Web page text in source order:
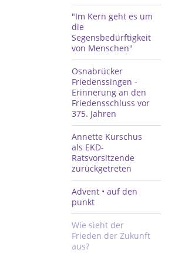
"Im Kern geht es um
die
Segensbedürftigkeit
von Menschen"
Osnabrücker
Friedenssingen -
Erinnerung an den
Friedensschluss vor
375. Jahren
Annette Kurschus
als EKD-
Ratsvorsitzende
zurückgetreten
Advent • auf den
punkt
Wie sieht der
Frieden der Zukunft
aus?